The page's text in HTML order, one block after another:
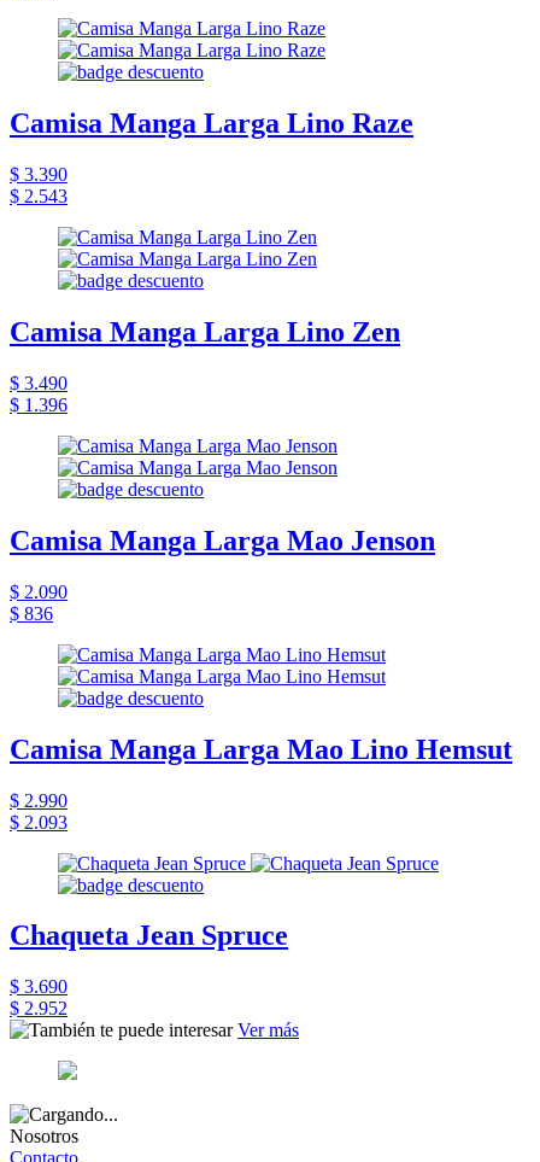
Camisa Manga Larga Lino Raze
$ 3.390
$ 2.543
Camisa Manga Larga Lino Zen
$ 3.490
$ 1.396
Camisa Manga Larga Mao Jenson
$ 2.090
$ 836
Camisa Manga Larga Mao Lino Hemsut
$ 2.990
$ 2.093
Chaqueta Jean Spruce
$ 3.690
$ 2.952
Ver más
Nosotros